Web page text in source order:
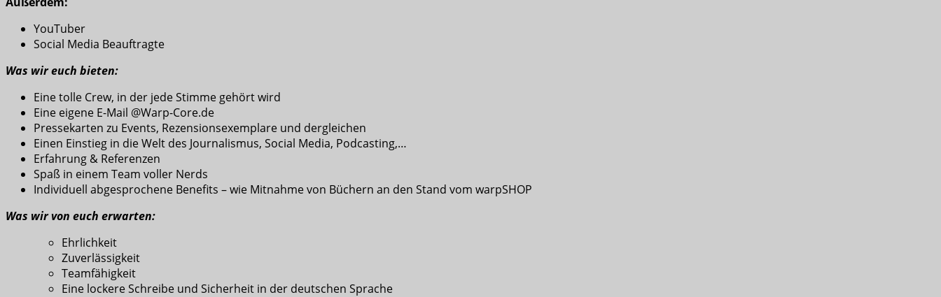
YouTuber
Social Media Beauftragte
Was wir euch bieten:
Eine tolle Crew, in der jede Stimme gehört wird
Eine eigene E-Mail @Warp-Core.de
Pressekarten zu Events, Rezensionsexemplare und dergleichen
Einen Einstieg in die Welt des Journalismus, Social Media, Podcasting,…
Erfahrung & Referenzen
Spaß in einem Team voller Nerds
Individuell abgesprochene Benefits – wie Mitnahme von Büchern an den Stand vom warpSHOP
Was wir von euch erwarten:
Ehrlichkeit
Zuverlässigkeit
Teamfähigkeit
Eine lockere Schreibe und Sicherheit in der deutschen Sprache